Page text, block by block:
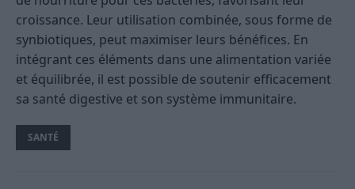
croissance. Leur utilisation combinée, sous forme de
synbiotiques, peut maximiser leurs bénéfices. En
intégrant ces éléments dans une alimentation variée
et équilibrée, il est possible de soutenir efficacement
sa santé digestive et son système immunitaire.
SANTÉ